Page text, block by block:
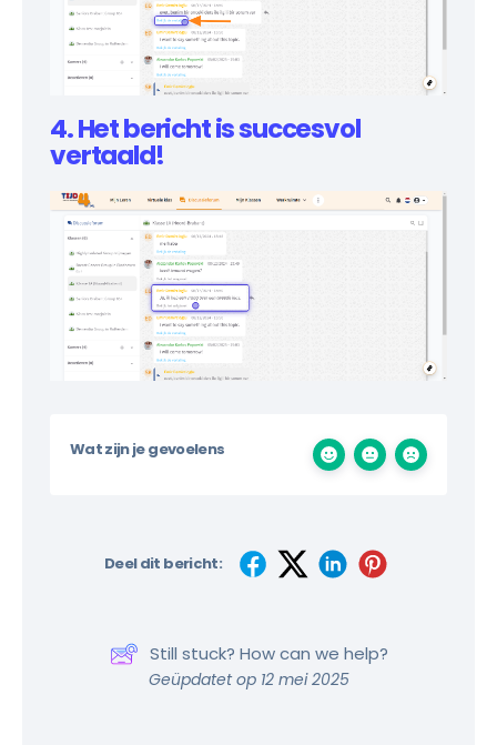
4. Het bericht is succesvol
vertaald!
Wat zijn je gevoelens
Deel dit bericht:
Still stuck? How can we help?
Geüpdatet op 12 mei 2025